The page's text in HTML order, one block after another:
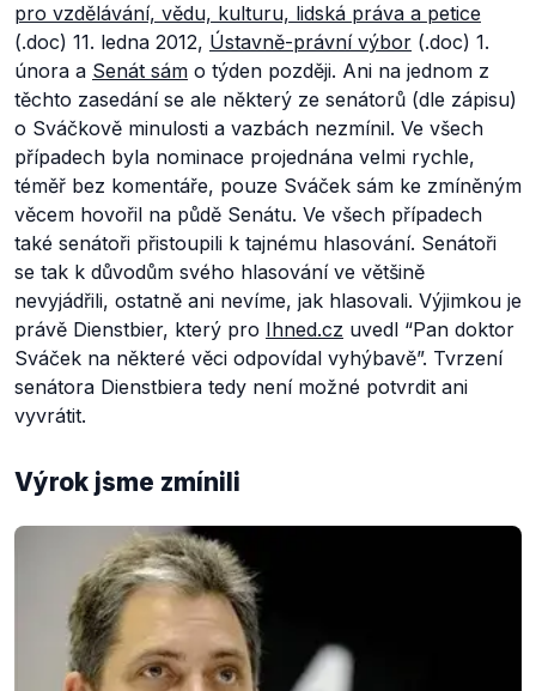
pro vzdělávání, vědu, kulturu, lidská práva a petice
(.doc) 11. ledna 2012, Ústavně-právní výbor (.doc) 1.
února a Senát sám o týden později. Ani na jednom z
těchto zasedání se ale některý ze senátorů (dle zápisu)
o Sváčkově minulosti a vazbách nezmínil. Ve všech
případech byla nominace projednána velmi rychle,
téměř bez komentáře, pouze Sváček sám ke zmíněným
věcem hovořil na půdě Senátu. Ve všech případech
také senátoři přistoupili k tajnému hlasování. Senátoři
se tak k důvodům svého hlasování ve většině
nevyjádřili, ostatně ani nevíme, jak hlasovali. Výjimkou je
právě Dienstbier, který pro Ihned.cz uvedl “Pan doktor
Sváček na některé věci odpovídal vyhýbavě”. Tvrzení
senátora Dienstbiera tedy není možné potvrdit ani
vyvrátit.
Výrok jsme zmínili